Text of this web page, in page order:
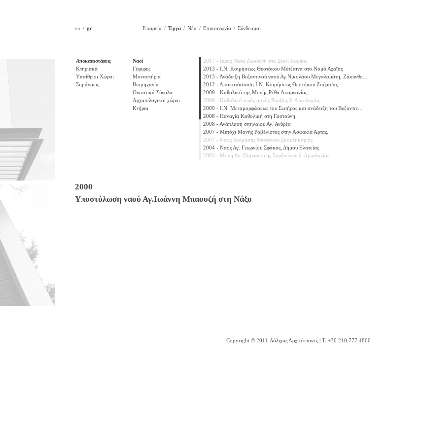
en gr Εταιρεία Έργα Νέα Επικοινωνία Σύνδεσμοι
Αποκαταστάσεις Ναοί
2017 - Ιερός Ναός Ζωοδότη στο Στελί Ικαρίας
2013 - Ι.Ν. Κοιμήσεως Θεοτόκου Μέτζαινα στο Νομό Αχαΐας
2013 - Ανάδειξη Βυζαντινού ναού Αγ.Νικολάου Μεγαλομάτη, Ζάκυνθο...
2012 - Αποκατάσταση Ι.Ν. Κοιμήσεως Θεοτόκου Ζούρτσας
2009 - Καθολικό της Μονής Ρέθα Ακαρνανίας
2009 - Καθολικό ιεράς μονής Ρόμβης δ. Αμφιλοχίας
2009 - Ι.Ν. Μεταμορφώσεως του Σωτήρος και ανάδειξη του Βυζαντιν...
2008 - Παναγία Καθολική στη Γαστούνη
2008 - Ανάπλαση σπηλαίου Αγ. Ανδρέα
2007 - Μετόχι Μονής Ροβέλιστας στην Ασφακιά Άρτας.
2007 - Ναός Κοίμησης Θεοτόκου Σκουληκαριάς
2004 - Ναός Αγ. Γεωργίου Σφάκας, Δήμου Ελατείας
2003 - Μονή Αγ. Παρασκευής Σαρδινίνων δ. Αμφιλοχίας
2000 - Ναός Αγ. Γεωργίου Λαθρηνού στη Νάξο
2000 - Υποστύλωση ναού Αγ.Ιωάννη Μπαουζή στη Νάξο
Γέφυρες
Μοναστήρια
Βιομηχανία
Οικιστικά Σύνολα
Αρχαιολογικοί χώροι
Κτήρια
Κτηριακά
Υπαίθριοι Χώροι
Σημάνσεις
2000
Υποστύλωση ναού Αγ.Ιωάννη Μπαουζή στη Νάξο
Copyright © 2011 Δόλιχος Αρχιτέκτονες | Τ. +30 210.777.4800